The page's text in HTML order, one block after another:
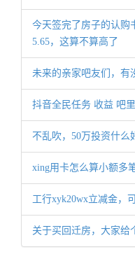
今天签完了房子的认购
5.65，这算不算高了
未来的亲家吧友们，有
抖音全民任务 收益 吧
不乱吹，50万投资什么
xing用卡怎么算小额多
工行xyk20wx立减金，
关于买回迁房，大家给